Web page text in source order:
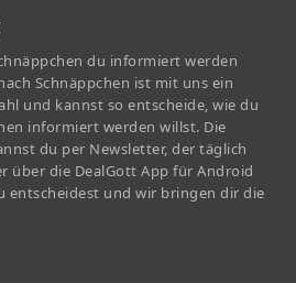
du informiert werden
Schnäppchen ist mit uns ein
und kannst so entscheide, wie du
informiert werden willst. Die
du per Newsletter, der täglich
über die DealGott App für Android
entscheidest und wir bringen dir die